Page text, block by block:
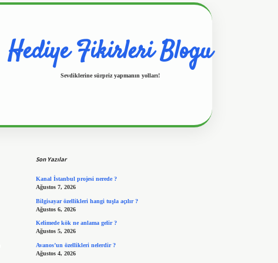
Hediye Fikirleri Blogu
Sevdiklerine sürpriz yapmanın yolları!
Son Yazılar
Kanal İstanbul projesi nerede ?
Ağustos 7, 2026
Bilgisayar özellikleri hangi tuşla açılır ?
Ağustos 6, 2026
Kelimede kök ne anlama gelir ?
Ağustos 5, 2026
Avanos’un özellikleri nelerdir ?
Ağustos 4, 2026